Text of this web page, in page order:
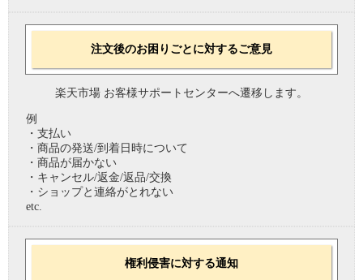
注文後のお困りごとに対するご意見
楽天市場 お客様サポートセンターへ遷移します。
例
・支払い
・商品の発送/到着日時について
・商品が届かない
・キャンセル/返金/返品/交換
・ショップと連絡がとれない
etc.
権利侵害に対する通知